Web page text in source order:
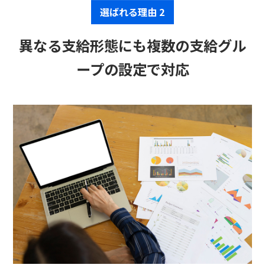
選ばれる理由 2
異なる支給形態にも複数の支給グル
ープの設定で対応